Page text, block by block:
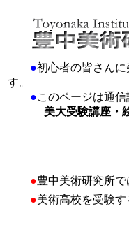
●初心者の皆さん
す。
●このページは通
美大受験講座・
●豊中美術研究所
●美術高校を受験